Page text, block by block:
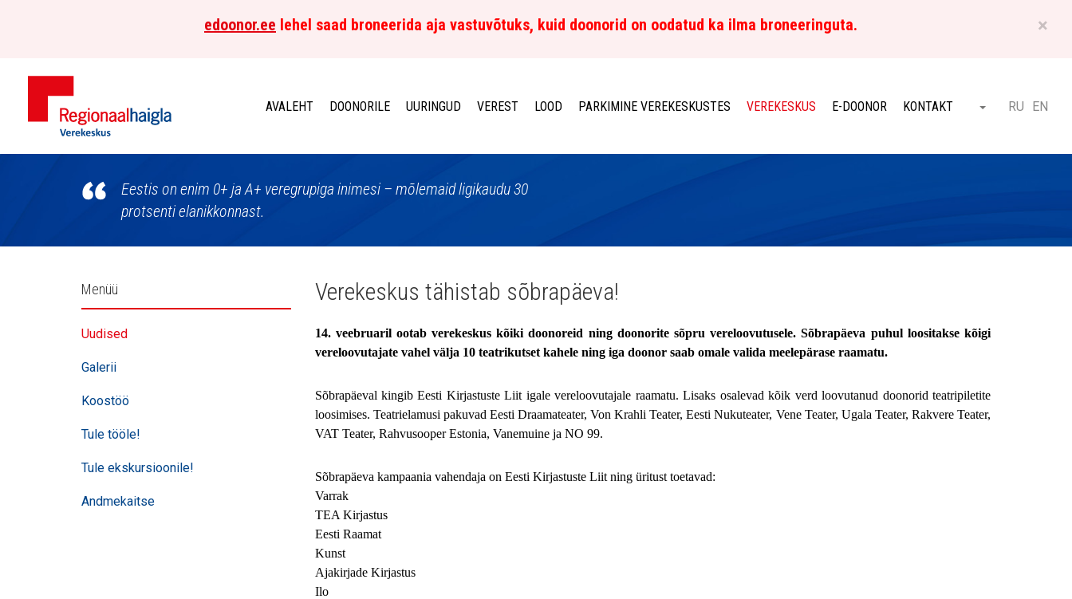
×
edoonor.ee lehel saad broneerida aja vastuvõtuks, kuid doonorid on oodatud ka ilma broneeringuta.
Põhja-
AVALEHT DOONORILE UURINGUD VEREST LOOD PARKIMINE VEREKESKUSTES VEREKESKUS E-DOONOR KONTAKT Otsi ET
RU EN
Eestis on enim 0+ ja A+ veregrupiga inimesi – mõlemaid ligikaudu 30
protsenti elanikkonnast.
Külgpaani
navigatsioon
Menüü
Uudised
Galerii
Koostöö
Tule tööle!
Tule ekskursioonile!
Andmekaitse
Verekeskus tähistab sõbrapäeva!
14. veebruaril ootab verekeskus kõiki doonoreid ning doonorite sõpru vereloovutusele. Sõbrapäeva puhul loositakse kõigi
vereloovutajate vahel välja 10 teatrikutset kahele ning iga doonor saab omale valida meelepärase raamatu.
Sõbrapäeval kingib Eesti Kirjastuste Liit igale vereloovutajale raamatu. Lisaks osalevad kõik verd loovutanud doonorid teatripiletite
loosimises. Teatrielamusi pakuvad Eesti Draamateater, Von Krahli Teater, Eesti Nukuteater, Vene Teater, Ugala Teater, Rakvere Teater,
VAT Teater, Rahvusooper Estonia, Vanemuine ja NO 99.
Sõbrapäeva kampaania vahendaja on Eesti Kirjastuste Liit ning üritust toetavad:
Varrak
TEA Kirjastus
Eesti Raamat
Kunst
Ajakirjade Kirjastus
Ilo